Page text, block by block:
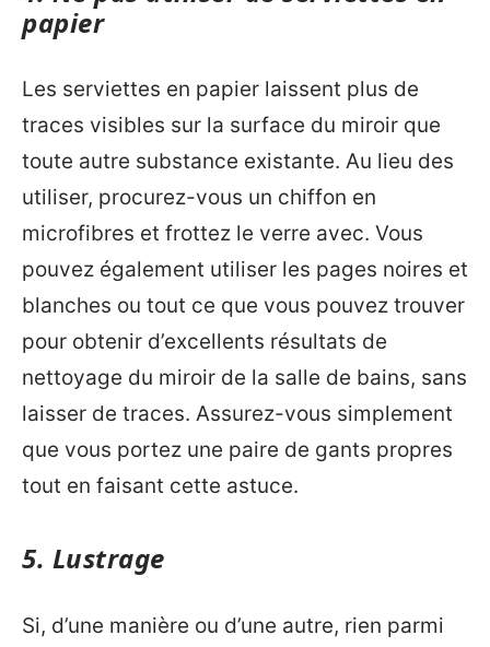
papier
Les serviettes en papier laissent plus de
traces visibles sur la surface du miroir que
toute autre substance existante. Au lieu des
utiliser, procurez-vous un chiffon en
microfibres et frottez le verre avec. Vous
pouvez également utiliser les pages noires et
blanches ou tout ce que vous pouvez trouver
pour obtenir d’excellents résultats de
nettoyage du miroir de la salle de bains, sans
laisser de traces. Assurez-vous simplement
que vous portez une paire de gants propres
tout en faisant cette astuce.
5. Lustrage
Si, d’une manière ou d’une autre, rien parmi